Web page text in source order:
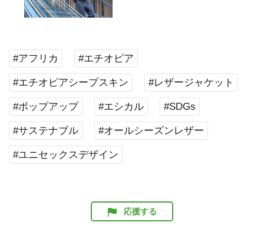
#アフリカ #エチオピア
#エチオピアシープスキン #レザージャケット
#ポップアップ #エシカル #SDGs
#サステナブル #オールシーズンレザー
#ユニセックスデザイン
応援する